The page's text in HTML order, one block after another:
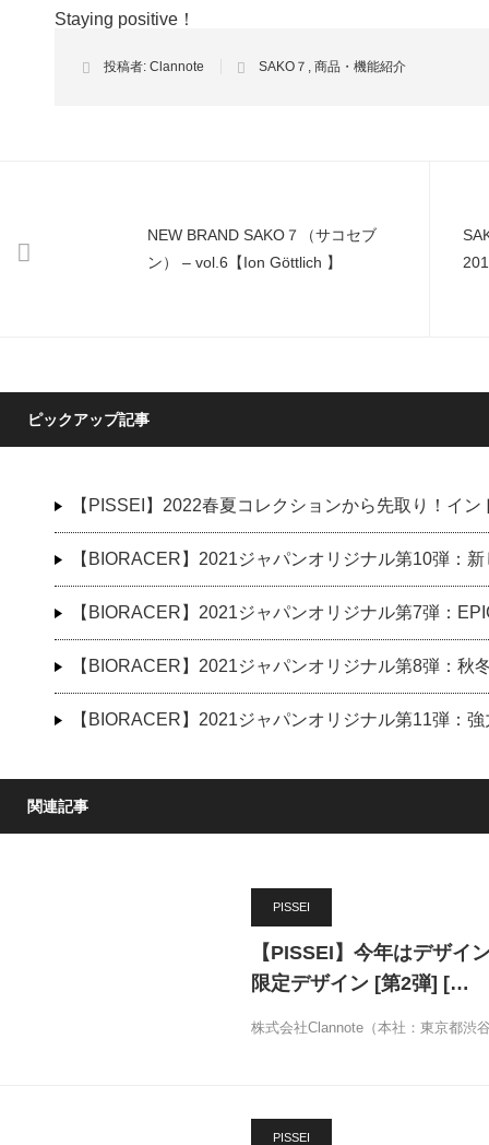
Staying positive ！
投稿者: Clannote SAKO７ , 商品・機能紹介
NEW BRAND SAKO７（サコセブ
ン） – vol.6【Ion Göttlich 】
ピックアップ記事
【PISSEI】2022春夏コレクションから先取り！イ
【BIORACER】2021ジャパンオリジナル第10弾：
【BIORACER】2021ジャパンオリジナル第7弾：
【BIORACER】2021ジャパンオリジナル第8弾：
【BIORACER】2021ジャパンオリジナル第11弾：
関連記事
PISSEI
【PISSEI】今年はデザイ
限定デザイン [第2弾] […
株式会社Clannote（本社：東京都渋
PISSEI